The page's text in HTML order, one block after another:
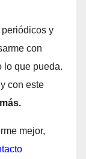
y
con
lo que pueda.
con este
mejor,